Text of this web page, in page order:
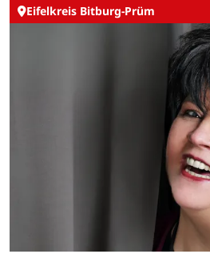
Eifelkreis Bitburg-Prüm